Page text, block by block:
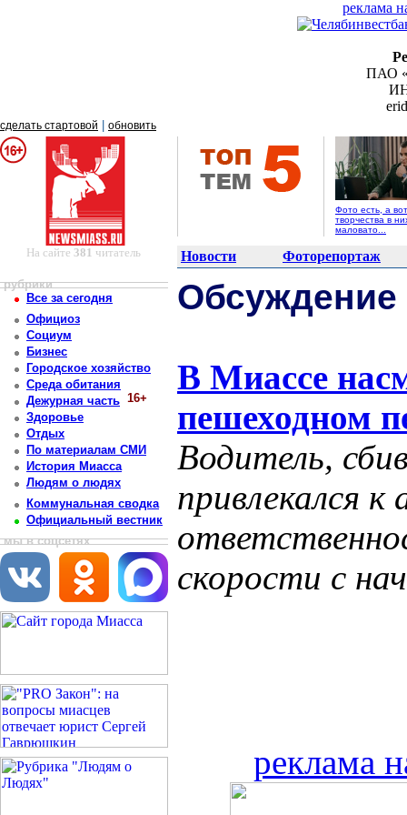
реклама
ПАО
сделать стартовой обновить
Фото есть, а вот
творчества в
маловато...
На сайте381 читатель Новости Фоторепортаж
рубрики
Все за сегодня
Официоз
Социум
Бизнес
Городское хозяйство
Среда обитания
Дежурная часть 16+
Здоровье
Отдых
По материалам СМИ
История Миасса
Людям о людях
Коммунальная сводка
Официальный вестник
мы в соцсетях
В Миассе
пешеходном
Водитель,
привлекался
скорости с
реклама